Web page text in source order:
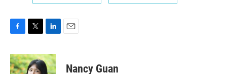
c
e
i
t
n
k
Nancy Guan